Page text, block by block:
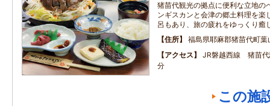
猪苗代観光の拠点に便利な立地の
ンギスカンと会津の郷土料理を楽
呂もあり、旅の疲れをゆっくり癒
住所
福島県耶麻郡猪苗代町
アクセス
JR磐越西線 猪苗代
分
この施